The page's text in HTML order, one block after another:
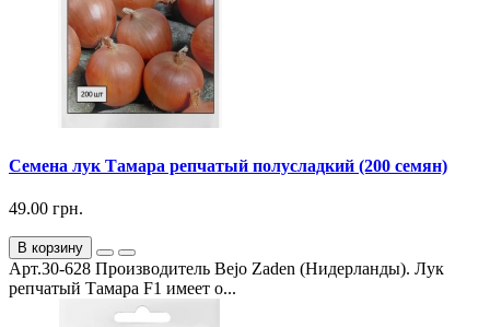
Семена лук Тамара репчатый полусладкий (200 семян)
49.00 грн.
В корзину
Арт.30-628 Производитель Bejo Zaden (Нидерланды). Лук
репчатый Тамара F1 имеет о...